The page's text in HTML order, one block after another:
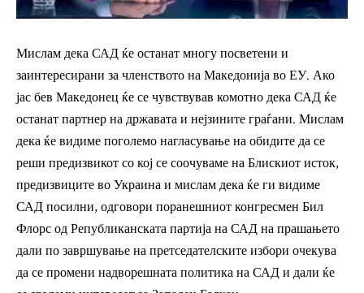
Мислам дека САД ќе останат многу посветени и
заинтересирани за членството на Македонија во ЕУ. Ако
јас бев Македонец ќе се чувствував комотно дека САД ќе
останат партнер на државата и нејзините граѓани. Мислам
дека ќе видиме поголемо нагласување на обидите да се
реши предизвикот со кој се соочуваме на Блискиот исток,
предизвиците во Украина и мислам дека ќе ги видиме
САД посилни, одговори поранешниот конгресмен Бил
Флорс од Републиканската партија на САД на прашањето
дали по завршување на претседателските избори очекува
да се промени надворешната политика на САД и дали ќе